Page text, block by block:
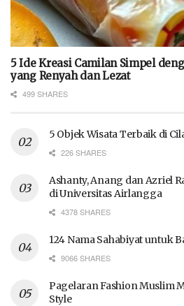
5 Ide Kreasi Camilan Simpel
yang Renyah dan Lezat
499 SHARES
5 Objek Wisata Terbaik di
226 SHARES
Ashanty, Anang dan Azriel
di Universitas Airlangga
4378 SHARES
124 Nama Sahabiyat untuk
9066 SHARES
Pagelaran Fashion Muslim
Style